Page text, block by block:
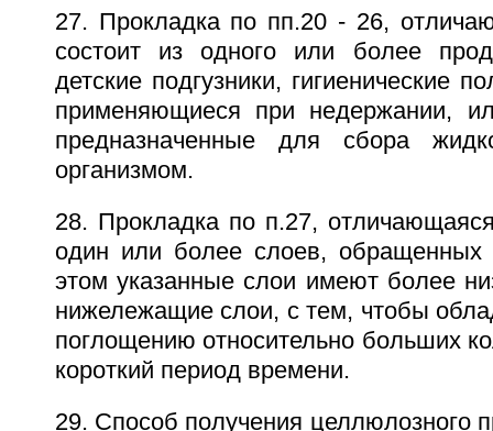
27. Прокладка по пп.20 - 26,
состоит из одного или более
детские подгузники, гигиенические
применяющиеся при недержании,
предназначенные для сбора
организмом.
28. Прокладка по п.27,
один или более слоев, обращенных
этом указанные слои имеют более
нижележащие слои, с тем, чтобы
поглощению относительно больших
короткий период времени.
29. Способ получения целлюлозного